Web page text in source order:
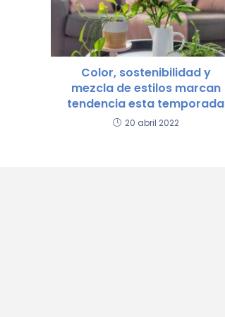
Color, sostenibilidad y
mezcla de estilos marcan
tendencia esta temporada
20 abril 2022